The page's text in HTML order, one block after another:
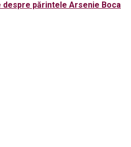
despre părintele Arsenie Boca